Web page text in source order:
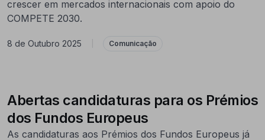
crescer em mercados internacionais com apoio do
COMPETE 2030.
8 de Outubro 2025 Comunicação
Abertas candidaturas para os Prémios
dos Fundos Europeus
As candidaturas aos Prémios dos Fundos Europeus já